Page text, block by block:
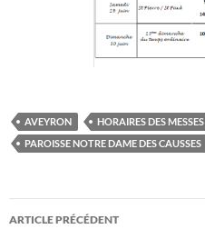
AVEYRON
HORAIRES DES MESSES
PAROISSE NOTRE DAME DES CAUSSES
Navigation
ARTICLE PRÉCÉDENT